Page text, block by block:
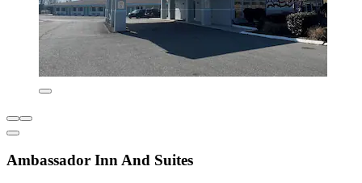
Ambassador Inn And Suites